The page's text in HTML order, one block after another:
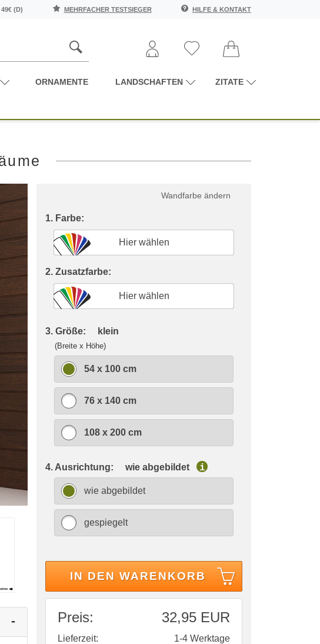
(D) MEHRFACHER TESTSIEGER HILFE & KONTAKT
ORNAMENTE LANDSCHAFTEN ZITATE
Wandfarbe ändern
1. Farbe:
Hier wählen
2. Zusatzfarbe:
Hier wählen
3. Größe: klein
(Breite x Höhe)
54 x 100 cm
76 x 140 cm
108 x 200 cm
4. Ausrichtung: wie abgebildet i
wie abgebildet
gespiegelt
IN DEN WARENKORB
Preis: 32,95 EUR
Lieferzeit:
1-4 Werktage